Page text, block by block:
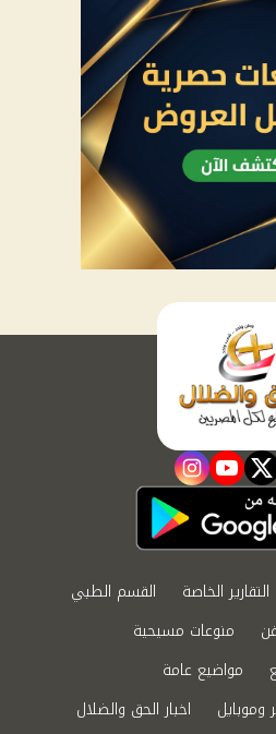
twitter
youtube
instagram
التقارير الخاصة
القسم الطبي
منوعات مسيحية
مواضيع عامة
وموبايل اخبار الحق والضلال